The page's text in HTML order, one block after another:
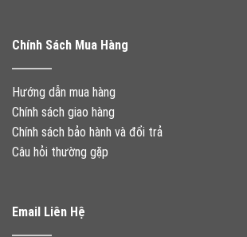
Chính Sách Mua Hàng
Hướng dẫn mua hàng
Chính sách giao hàng
Chính sách bảo hành và đổi trả
Câu hỏi thường gặp
Email Liên Hệ